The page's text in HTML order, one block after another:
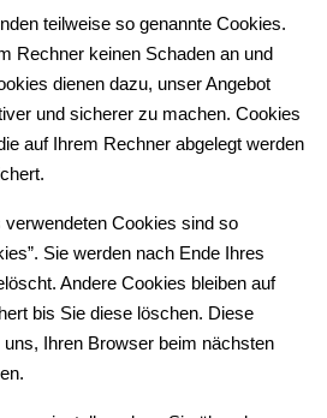
teilweise so genannte Cookies.
Rechner keinen Schaden an und
dienen dazu, unser Angebot
und sicherer zu machen. Cookies
auf Ihrem Rechner abgelegt werden
Cookies sind so
Sie werden nach Ende Ihres
Andere Cookies bleiben auf
bis Sie diese löschen. Diese
Ihren Browser beim nächsten